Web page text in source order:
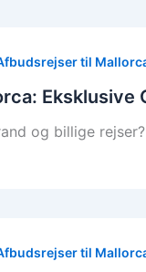
til
Eksklusive
og billige
til